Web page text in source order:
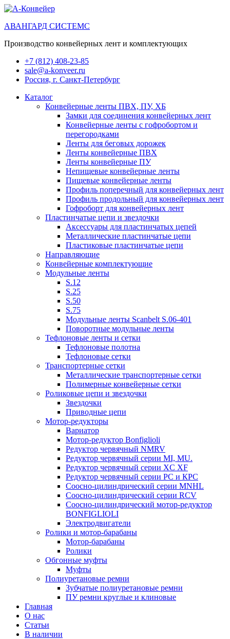
АВАНГАРД СИСТЕМС
Производство конвейерных лент и комплектующих
+7 (812) 408-23-85
sale@a-konveer.ru
Россия, г. Санкт-Петербург
Каталог
Конвейерные ленты ПВХ, ПУ, ХБ
Замки для соединения конвейерных лент
Конвейерные ленты с гофробортом и
перегородками
Ленты для беговых дорожек
Ленты конвейерные ПВХ
Ленты конвейерные ПУ
Непищевые конвейерные ленты
Пищевые конвейерные ленты
Профиль поперечный для конвейерных лент
Профиль продольный для конвейерных лент
Гофроборт для конвейерных лент
Пластинчатые цепи и звездочки
Аксессуары для пластинчатых цепей
Металлические пластинчатые цепи
Пластиковые пластинчатые цепи
Направляющие
Конвейерные комплектующие
Модульные ленты
S.12
S.25
S.50
S.75
Модульные ленты Scanbelt S.06-401
Поворотные модульные ленты
Тефлоновые ленты и сетки
Тефлоновые полотна
Тефлоновые сетки
Транспортерные сетки
Металлические транспортерные сетки
Полимерные конвейерные сетки
Роликовые цепи и звездочки
Звездочки
Приводные цепи
Мотор-редукторы
Вариатор
Мотор-редуктор Bonfiglioli
Редуктор червячный NMRV
Редуктор червячный серии MI, MU.
Редуктор червячный серии XC XF
Редуктор червячный серии РС и КРС
Соосно-цилиндрический серии MNHL
Соосно-цилиндрический серии RCV
Соосно-цилиндрический мотор-редуктор
BONFIGLIOLI
Электродвигатели
Ролики и мотор-барабаны
Мотор-барабаны
Ролики
Обгонные муфты
Муфты
Полиуретановые ремни
Зубчатые полиуретановые ремни
ПУ ремни круглые и клиновые
Главная
О нас
Статьи
В наличии